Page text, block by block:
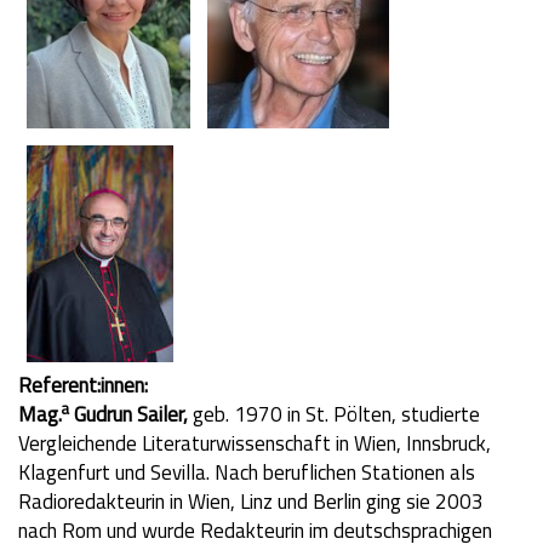
Referent:innen:
Mag.aGudrun Sailer,geb. 1970 in St. Pölten, studierte
Vergleichende Literaturwissenschaft in Wien, Innsbruck,
Klagenfurt und Sevilla. Nach beruflichen Stationen als
Radioredakteurin in Wien, Linz und Berlin ging sie 2003
nach Rom und wurde Redakteurin im deutschsprachigen